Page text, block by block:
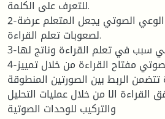
للتعرف على الكلمة.
2-عدم التدريب على الوعي الصوتي يجعل المتعلم عرضة
لصعوبات تعلم القراءة.
3-الوعي الصوتي سبب في تعلم القراءة وناتج لها.
4-التدريب على الوعي الصوتي مفتاح القراءة من خلال تمييز
تتضمن الربط بين الصورتين المنطوقة
القراءة الا من خلال عمليات التحليل
والتركيب للوحدات الصوتية